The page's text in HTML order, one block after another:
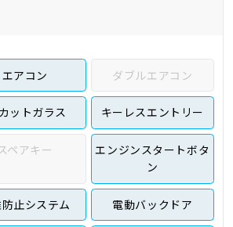
エアコン ダブルエアコン
ットガラス キーレスエントリー
ペアキー
エンジンスタートボタ
ン
止システム 電動バックドア